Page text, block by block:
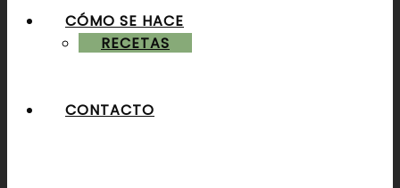
RECETAS
CÓMO SE HACE
CONTACTO